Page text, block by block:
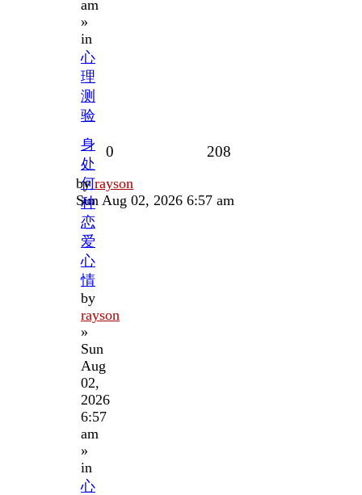
am
»
in
心
理
测
验
身
处
何
种
恋
爱
心
情
by
rayson
»
Sun
Aug
02,
2026
6:57
am
»
in
心
0 208
Last
post
byrayson
Sun Aug 02, 2026 6:57 am